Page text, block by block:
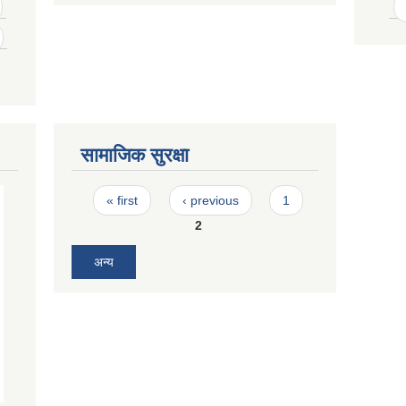
सामाजिक सुरक्षा
Pages
« first ‹ previous
1
2
अन्य